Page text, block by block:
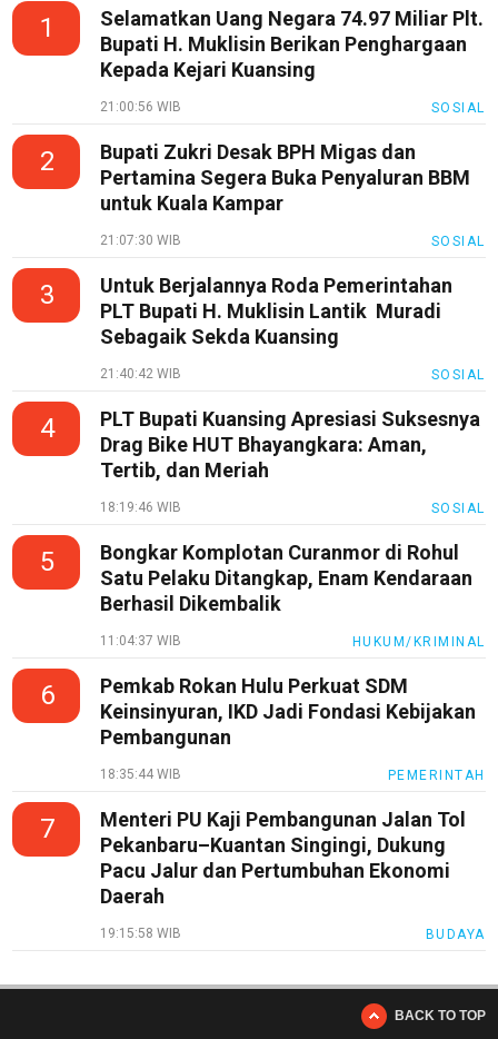
1
Selamatkan Uang Negara 74.97 Miliar Plt.
Bupati H. Muklisin Berikan Penghargaan
Kepada Kejari Kuansing
21:00:56 WIB SOSIAL
2
Bupati Zukri Desak BPH Migas dan
Pertamina Segera Buka Penyaluran BBM
untuk Kuala Kampar
21:07:30 WIB SOSIAL
3
Untuk Berjalannya Roda Pemerintahan
PLT Bupati H. Muklisin Lantik Muradi
Sebagaik Sekda Kuansing
21:40:42 WIB SOSIAL
4
PLT Bupati Kuansing Apresiasi Suksesnya
Drag Bike HUT Bhayangkara: Aman,
Tertib, dan Meriah
18:19:46 WIB SOSIAL
5
Bongkar Komplotan Curanmor di Rohul
Satu Pelaku Ditangkap, Enam Kendaraan
Berhasil Dikembalik
11:04:37 WIB HUKUM/KRIMINAL
6
Pemkab Rokan Hulu Perkuat SDM
Keinsinyuran, IKD Jadi Fondasi Kebijakan
Pembangunan
18:35:44 WIB PEMERINTAH
7
Menteri PU Kaji Pembangunan Jalan Tol
Pekanbaru–Kuantan Singingi, Dukung
Pacu Jalur dan Pertumbuhan Ekonomi
Daerah
19:15:58 WIB BUDAYA
BACK TO TOP